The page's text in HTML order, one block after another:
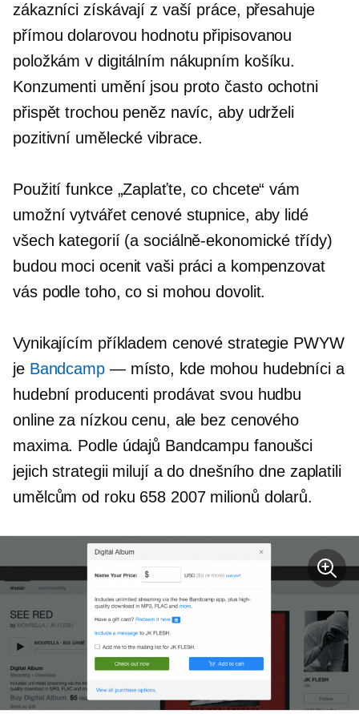
zákazníci získávají z vaší práce, přesahuje
přímou dolarovou hodnotu připisovanou
položkám v digitálním nákupním košíku.
Konzumenti umění jsou proto často ochotni
přispět trochou peněz navíc, aby udrželi
pozitivní umělecké vibrace.
Použití funkce „Zaplaťte, co chcete“ vám
umožní vytvářet cenové stupnice, aby lidé
všech kategorií (asociálně-ekonomické třídy)
budou moci ocenit vaši práci a kompenzovat
vás podle toho, co si mohou dovolit.
Vynikajícím příkladem cenové strategie PWYW
je Bandcamp— místo, kde mohou hudebníci a
hudební producenti prodávat svou hudbu
online za nízkou cenu, ale bez cenového
maxima. Podle údajů Bandcampu fanoušci
jejich strategii milují a do dnešního dne zaplatili
umělcům od roku 658 2007 milionů dolarů.